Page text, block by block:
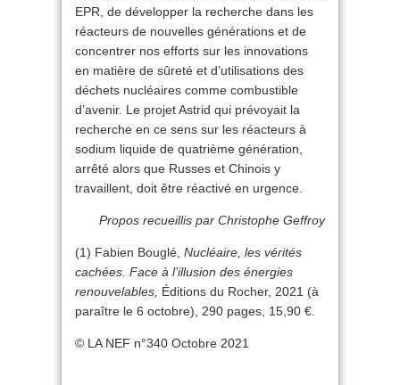
EPR, de développer la recherche dans les
réacteurs de nouvelles générations et de
concentrer nos efforts sur les innovations
en matière de sûreté et d’utilisations des
déchets nucléaires comme combustible
d’avenir. Le projet Astrid qui prévoyait la
recherche en ce sens sur les réacteurs à
sodium liquide de quatrième génération,
arrêté alors que Russes et Chinois y
travaillent, doit être réactivé en urgence.
Propos recueillis par Christophe Geffroy
(1) Fabien Bouglé, Nucléaire, les vérités
cachées. Face à l’illusion des énergies
renouvelables, Éditions du Rocher, 2021 (à
paraître le 6 octobre), 290 pages, 15,90 €.
© LA NEF n°340 Octobre 2021